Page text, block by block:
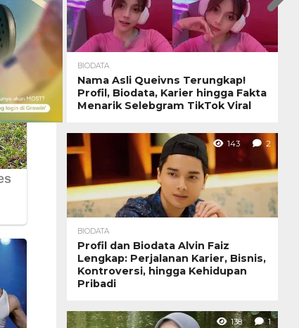
BIODATA
Nama Asli Queivns Terungkap!
Profil, Biodata, Karier hingga Fakta
Menarik Selebgram TikTok Viral
143 2
BIODATA
Profil dan Biodata Alvin Faiz
Lengkap: Perjalanan Karier, Bisnis,
Kontroversi, hingga Kehidupan
Pribadi
138 1